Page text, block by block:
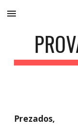
Skip to main content
Prezados,